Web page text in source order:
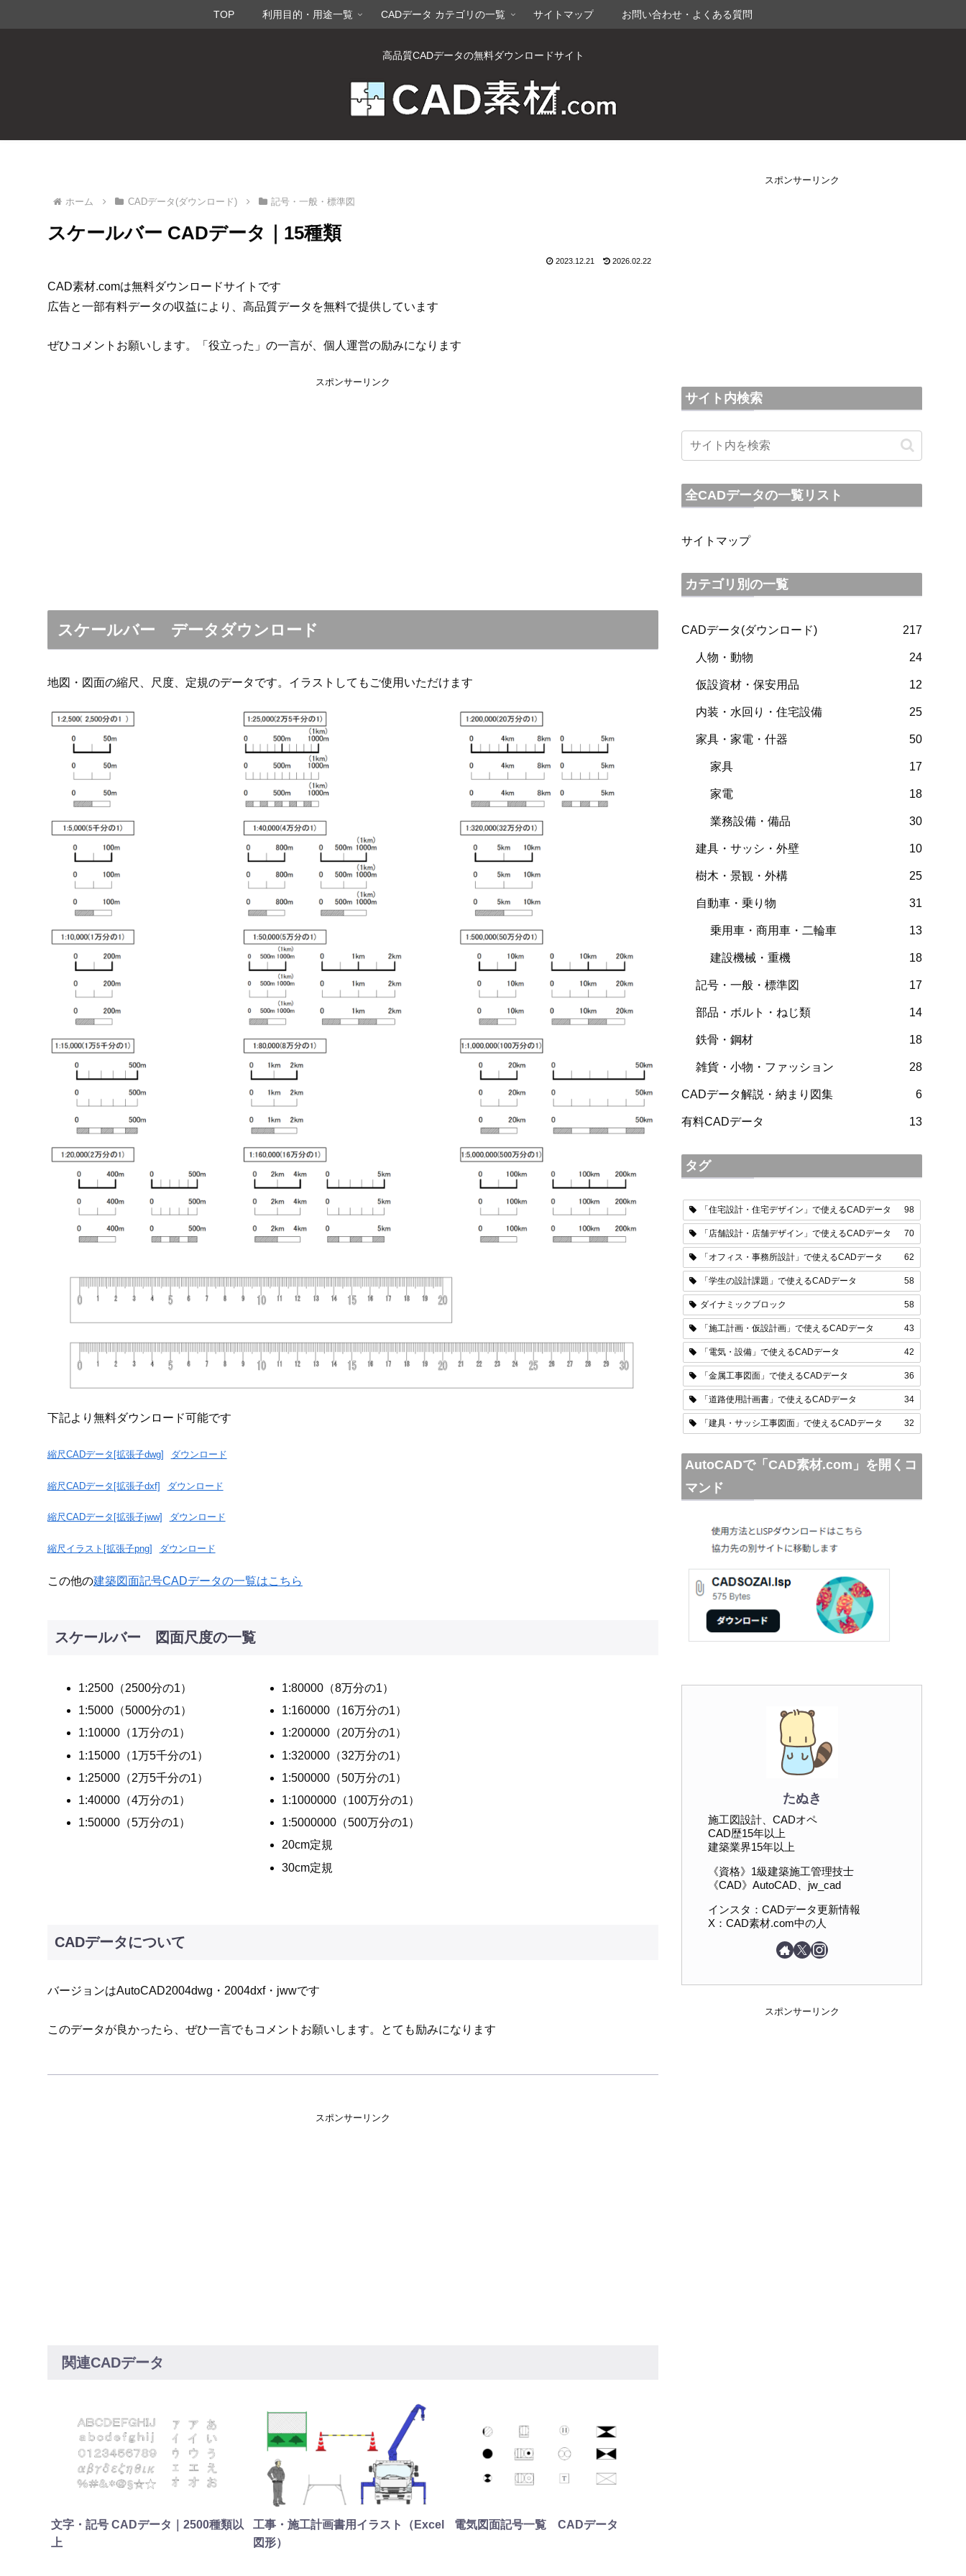
高品質CADデータの無料ダウンロードサイト
TOP 利用目的・用途一覧 CADデータ カテゴリの一覧 サイトマップ お問い合わせ・よくある質問
ホーム CADデータ(ダウンロード) 記号・一般・標準図
スケールバー CADデータ｜15種類
2023.12.21 2026.02.22
CAD素材.comは無料ダウンロードサイトです
広告と一部有料データの収益により、高品質データを無料で提供しています
ぜひコメントお願いします。「役立った」の一言が、個人運営の励みになります
スポンサーリンク
スケールバー データダウンロード
地図・図面の縮尺、尺度、定規のデータです。イラストしてもご使用いただけます
下記より無料ダウンロード可能です
縮尺CADデータ[拡張子dwg] ダウンロード
縮尺CADデータ[拡張子dxf] ダウンロード
縮尺CADデータ[拡張子jww] ダウンロード
縮尺イラスト[拡張子png] ダウンロード
この他の建築図面記号CADデータの一覧はこちら
スケールバー 図面尺度の一覧
1:2500（2500分の1）
1:5000（5000分の1）
1:10000（1万分の1）
1:15000（1万5千分の1）
1:25000（2万5千分の1）
1:40000（4万分の1）
1:50000（5万分の1）
1:80000（8万分の1）
1:160000（16万分の1）
1:200000（20万分の1）
1:320000（32万分の1）
1:500000（50万分の1）
1:1000000（100万分の1）
1:5000000（500万分の1）
20cm定規
30cm定規
CADデータについて
バージョンはAutoCAD2004dwg・2004dxf・jwwです
このデータが良かったら、ぜひ一言でもコメントお願いします。とても励みになります
スポンサーリンク
関連CADデータ
文字・記号 CADデータ｜2500種類以
上
工事・施工計画書用イラスト（Excel
図形）
電気図面記号一覧 CADデータ
スポンサーリンク
サイト内検索
全CADデータの一覧リスト
サイトマップ
カテゴリ別の一覧
CADデータ(ダウンロード) 217
人物・動物 24
仮設資材・保安用品 12
内装・水回り・住宅設備 25
家具・家電・什器 50
家具 17
家電 18
業務設備・備品 30
建具・サッシ・外壁 10
樹木・景観・外構 25
自動車・乗り物 31
乗用車・商用車・二輪車 13
建設機械・重機 18
記号・一般・標準図 17
部品・ボルト・ねじ類 14
鉄骨・鋼材 18
雑貨・小物・ファッション 28
CADデータ解説・納まり図集 6
有料CADデータ 13
タグ
「住宅設計・住宅デザイン」で使えるCADデータ 98
「店舗設計・店舗デザイン」で使えるCADデータ 70
「オフィス・事務所設計」で使えるCADデータ 62
「学生の設計課題」で使えるCADデータ 58
ダイナミックブロック 58
「施工計画・仮設計画」で使えるCADデータ 43
「電気・設備」で使えるCADデータ 42
「金属工事図面」で使えるCADデータ 36
「道路使用計画書」で使えるCADデータ 34
「建具・サッシ工事図面」で使えるCADデータ 32
AutoCADで「CAD素材.com」を開くコ
マンド
たぬき
施工図設計、CADオペ
CAD歴15年以上
建築業界15年以上
《資格》1級建築施工管理技士
《CAD》AutoCAD、jw_cad
インスタ：CADデータ更新情報
X：CAD素材.com中の人
スポンサーリンク